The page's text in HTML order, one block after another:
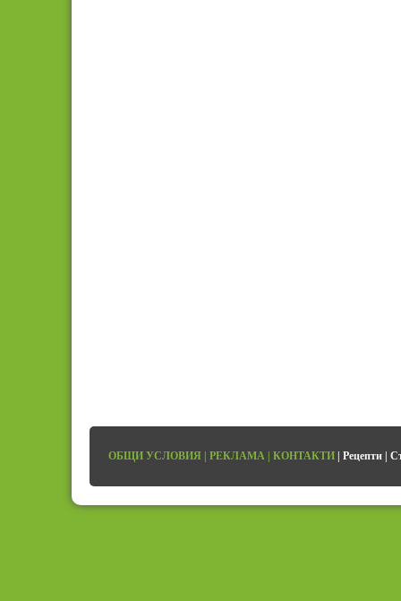
ОБЩИ УСЛОВИЯ РЕКЛАМА КОНТАКТИ Рецепти